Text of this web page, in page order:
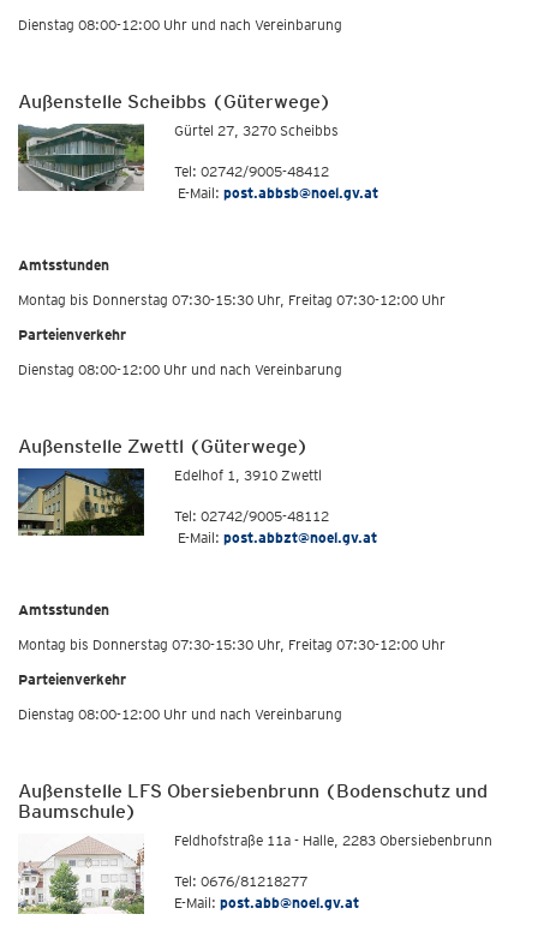
Dienstag 08:00-12:00 Uhr und nach Vereinbarung
Außenstelle Scheibbs (Güterwege)
Gürtel 27, 3270 Scheibbs
Tel: 02742/9005-48412
E-Mail: post.abbsb@noel.gv.at
Amtsstunden
Montag bis Donnerstag 07:30-15:30 Uhr, Freitag 07:30-12:00 Uhr
Parteienverkehr
Dienstag 08:00-12:00 Uhr und nach Vereinbarung
Außenstelle Zwettl (Güterwege)
Edelhof 1, 3910 Zwettl
Tel: 02742/9005-48112
E-Mail: post.abbzt@noel.gv.at
Amtsstunden
Montag bis Donnerstag 07:30-15:30 Uhr, Freitag 07:30-12:00 Uhr
Parteienverkehr
Dienstag 08:00-12:00 Uhr und nach Vereinbarung
Außenstelle LFS Obersiebenbrunn (Bodenschutz und
Baumschule)
Feldhofstraße 11a - Halle, 2283 Obersiebenbrunn
Tel: 0676/81218277
E-Mail: post.abb@noel.gv.at